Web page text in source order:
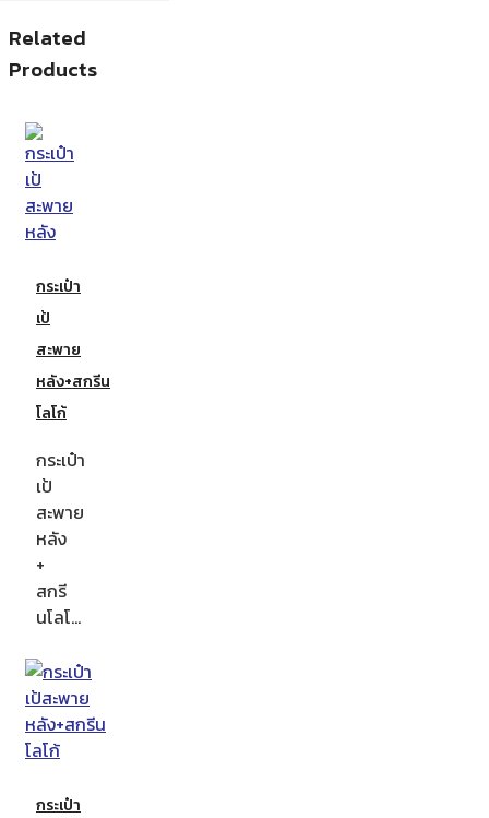
Related
Products
กระเป๋า
เป้
สะพาย
หลัง+สกรีน
โลโก้
กระเป๋า
เป้
สะพาย
หลัง
+
สกรี
นโลโ…
กระเป๋า